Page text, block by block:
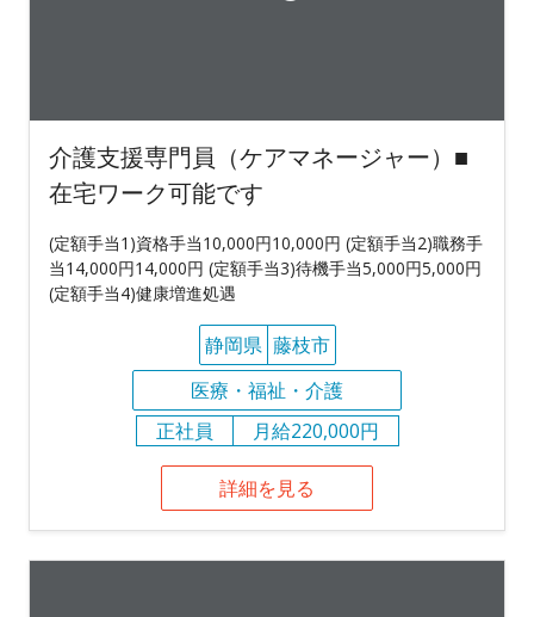
介護支援専門員（ケアマネージャー）■
在宅ワーク可能です
(定額手当1)資格手当10,000円10,000円 (定額手当2)職務手
当14,000円14,000円 (定額手当3)待機手当5,000円5,000円
(定額手当4)健康増進処遇
静岡県 藤枝市
医療・福祉・介護
正社員
月給220,000円
詳細を見る